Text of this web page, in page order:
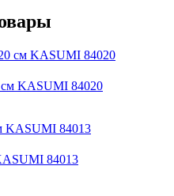
KASUMI 84020
84013